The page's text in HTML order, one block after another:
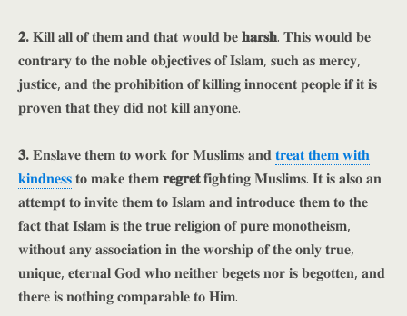
𝟐.𝐊𝐢𝐥𝐥 𝐚𝐥𝐥 𝐨𝐟 𝐭𝐡𝐞𝐦 𝐚𝐧𝐝 𝐭𝐡𝐚𝐭 𝐰𝐨𝐮𝐥𝐝 𝐛𝐞𝐡𝐚𝐫𝐬𝐡. 𝐓𝐡𝐢𝐬 𝐰𝐨𝐮𝐥𝐝 𝐛𝐞
𝐜𝐨𝐧𝐭𝐫𝐚𝐫𝐲 𝐭𝐨 𝐭𝐡𝐞 𝐧𝐨𝐛𝐥𝐞 𝐨𝐛𝐣𝐞𝐜𝐭𝐢𝐯𝐞𝐬 𝐨𝐟 𝐈𝐬𝐥𝐚𝐦, 𝐬𝐮𝐜𝐡 𝐚𝐬 𝐦𝐞𝐫𝐜𝐲,
𝐣𝐮𝐬𝐭𝐢𝐜𝐞, 𝐚𝐧𝐝 𝐭𝐡𝐞 𝐩𝐫𝐨𝐡𝐢𝐛𝐢𝐭𝐢𝐨𝐧 𝐨𝐟 𝐤𝐢𝐥𝐥𝐢𝐧𝐠 𝐢𝐧𝐧𝐨𝐜𝐞𝐧𝐭 𝐩𝐞𝐨𝐩𝐥𝐞 𝐢𝐟 𝐢𝐭 𝐢𝐬
𝐩𝐫𝐨𝐯𝐞𝐧 𝐭𝐡𝐚𝐭 𝐭𝐡𝐞𝐲 𝐝𝐢𝐝 𝐧𝐨𝐭 𝐤𝐢𝐥𝐥 𝐚𝐧𝐲𝐨𝐧𝐞.
𝟑.𝐄𝐧𝐬𝐥𝐚𝐯𝐞 𝐭𝐡𝐞𝐦 𝐭𝐨 𝐰𝐨𝐫𝐤 𝐟𝐨𝐫 𝐌𝐮𝐬𝐥𝐢𝐦𝐬 𝐚𝐧𝐝𝐭𝐫𝐞𝐚𝐭 𝐭𝐡𝐞𝐦 𝐰𝐢𝐭𝐡
𝐤𝐢𝐧𝐝𝐧𝐞𝐬𝐬𝐭𝐨 𝐦𝐚𝐤𝐞 𝐭𝐡𝐞𝐦𝐫𝐞𝐠𝐫𝐞𝐭𝐟𝐢𝐠𝐡𝐭𝐢𝐧𝐠 𝐌𝐮𝐬𝐥𝐢𝐦𝐬. 𝐈𝐭 𝐢𝐬 𝐚𝐥𝐬𝐨 𝐚𝐧
𝐚𝐭𝐭𝐞𝐦𝐩𝐭 𝐭𝐨 𝐢𝐧𝐯𝐢𝐭𝐞 𝐭𝐡𝐞𝐦 𝐭𝐨 𝐈𝐬𝐥𝐚𝐦 𝐚𝐧𝐝 𝐢𝐧𝐭𝐫𝐨𝐝𝐮𝐜𝐞 𝐭𝐡𝐞𝐦 𝐭𝐨 𝐭𝐡𝐞
𝐟𝐚𝐜𝐭 𝐭𝐡𝐚𝐭 𝐈𝐬𝐥𝐚𝐦 𝐢𝐬 𝐭𝐡𝐞 𝐭𝐫𝐮𝐞 𝐫𝐞𝐥𝐢𝐠𝐢𝐨𝐧 𝐨𝐟 𝐩𝐮𝐫𝐞 𝐦𝐨𝐧𝐨𝐭𝐡𝐞𝐢𝐬𝐦,
𝐰𝐢𝐭𝐡𝐨𝐮𝐭 𝐚𝐧𝐲 𝐚𝐬𝐬𝐨𝐜𝐢𝐚𝐭𝐢𝐨𝐧 𝐢𝐧 𝐭𝐡𝐞 𝐰𝐨𝐫𝐬𝐡𝐢𝐩 𝐨𝐟 𝐭𝐡𝐞 𝐨𝐧𝐥𝐲 𝐭𝐫𝐮𝐞,
𝐮𝐧𝐢𝐪𝐮𝐞, 𝐞𝐭𝐞𝐫𝐧𝐚𝐥 𝐆𝐨𝐝 𝐰𝐡𝐨 𝐧𝐞𝐢𝐭𝐡𝐞𝐫 𝐛𝐞𝐠𝐞𝐭𝐬 𝐧𝐨𝐫 𝐢𝐬 𝐛𝐞𝐠𝐨𝐭𝐭𝐞𝐧, 𝐚𝐧𝐝
𝐭𝐡𝐞𝐫𝐞 𝐢𝐬 𝐧𝐨𝐭𝐡𝐢𝐧𝐠 𝐜𝐨𝐦𝐩𝐚𝐫𝐚𝐛𝐥𝐞 𝐭𝐨 𝐇𝐢𝐦.